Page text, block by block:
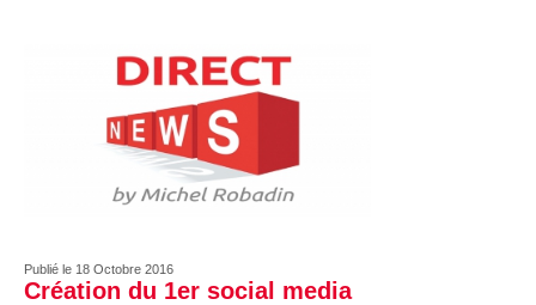
Publié le 18 Octobre 2016
Création du 1er social media